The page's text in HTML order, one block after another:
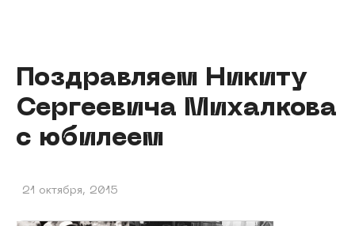
Поздравляем Никиту
Сергеевича Михалкова
с юбилеем
21 октября, 2015